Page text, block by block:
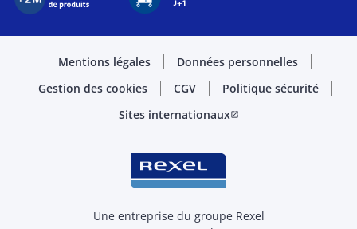
Mentions légales
Données personnelles
Gestion des cookies
CGV
Politique sécurité
Sites internationauxopen_in_new
Une entreprise du groupe Rexel